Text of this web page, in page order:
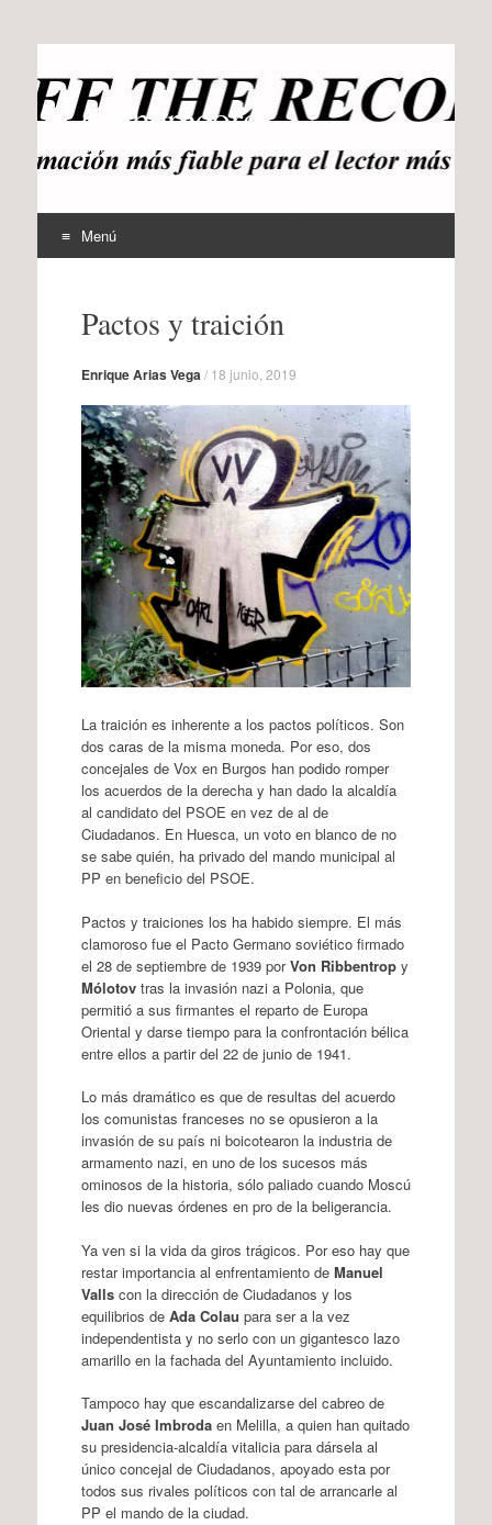
offtherecord
OTR
Menú
contenidoPactos y traición
Enrique Arias Vega / 18 junio, 2019
La traición es inherente a los pactos políticos. Son
dos caras de la misma moneda. Por eso, dos
concejales de Vox en Burgos han podido romper
los acuerdos de la derecha y han dado la alcaldía
al candidato del PSOE en vez de al de
Ciudadanos. En Huesca, un voto en blanco de no
se sabe quién, ha privado del mando municipal al
PP en beneficio del PSOE.
Pactos y traiciones los ha habido siempre. El más
clamoroso fue el Pacto Germano soviético firmado
el 28 de septiembre de 1939 porVon Ribbentropy
Mólotovtras la invasión nazi a Polonia, que
permitió a sus firmantes el reparto de Europa
Oriental y darse tiempo para la confrontación bélica
entre ellos a partir del 22 de junio de 1941.
Lo más dramático es que de resultas del acuerdo
los comunistas franceses no se opusieron a la
invasión de su país ni boicotearon la industria de
armamento nazi, en uno de los sucesos más
ominosos de la historia, sólo paliado cuando Moscú
les dio nuevas órdenes en pro de la beligerancia.
Ya ven si la vida da giros trágicos. Por eso hay que
restar importancia al enfrentamiento de Manuel
Vallscon la dirección de Ciudadanos y los
equilibrios de Ada Colau para ser a la vez
independentista y no serlo con un gigantesco lazo
amarillo en la fachada del Ayuntamiento incluido.
Tampoco hay que escandalizarse del cabreo de
Juan José Imbrodaen Melilla, a quien han quitado
su presidencia-alcaldía vitalicia para dársela al
único concejal de Ciudadanos, apoyado esta por
todos sus rivales políticos con tal de arrancarle al
PP el mando de la ciudad.